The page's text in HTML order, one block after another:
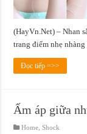
(HayVn.Net) – Nhan
trang điểm nhẹ
Đọc tiếp =>>
Ấm áp giữa
Home ,Shock